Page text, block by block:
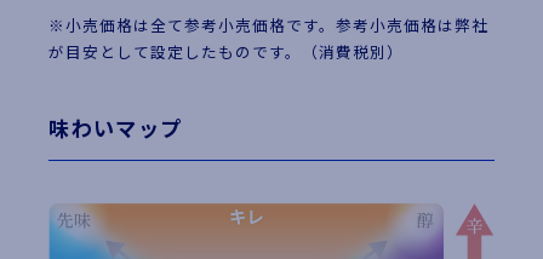
※小売価格は全て参考小売価格です。参考小売価格は弊社
が目安として設定したものです。（消費税別）
味わいマップ